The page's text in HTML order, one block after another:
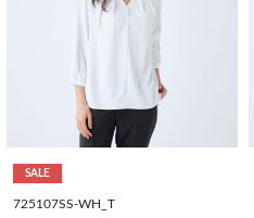
SALE
725107SS-WH_T